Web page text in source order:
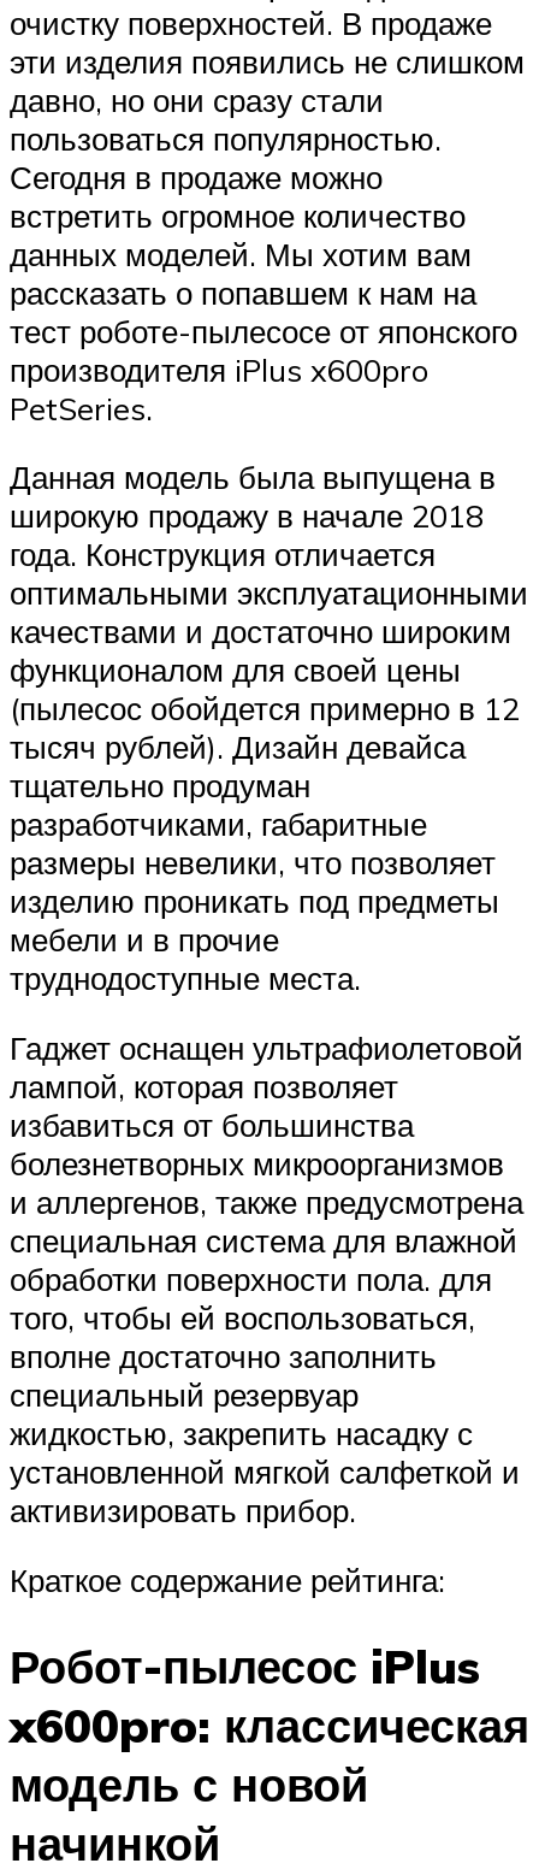
очистку поверхностей. В продаже
эти изделия появились не слишком
давно, но они сразу стали
пользоваться популярностью.
Сегодня в продаже можно
встретить огромное количество
данных моделей. Мы хотим вам
рассказать о попавшем к нам на
тест роботе-пылесосе от японского
производителя iPlus x600pro
PetSeries.
Данная модель была выпущена в
широкую продажу в начале 2018
года. Конструкция отличается
оптимальными эксплуатационными
качествами и достаточно широким
функционалом для своей цены
(пылесос обойдется примерно в 12
тысяч рублей). Дизайн девайса
тщательно продуман
разработчиками, габаритные
размеры невелики, что позволяет
изделию проникать под предметы
мебели и в прочие
труднодоступные места.
Гаджет оснащен ультрафиолетовой
лампой, которая позволяет
избавиться от большинства
болезнетворных микроорганизмов
и аллергенов, также предусмотрена
специальная система для влажной
обработки поверхности пола. для
того, чтобы ей воспользоваться,
вполне достаточно заполнить
специальный резервуар
жидкостью, закрепить насадку с
установленной мягкой салфеткой и
активизировать прибор.
Краткое содержание рейтинга:
Робот-пылесос iPlus
x600pro: классическая
модель с новой
начинкой